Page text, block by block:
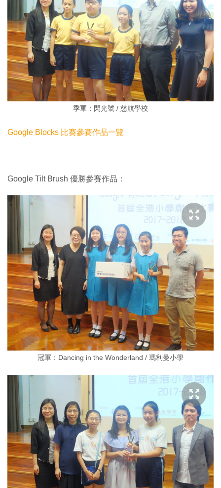
季軍：閃光號 / 慈航學校
Google Blocks 比賽參賽作品一覽
Google Tilt Brush 優勝參賽作品：
冠軍：Dancing in the Wonderland / 瑪利曼小學